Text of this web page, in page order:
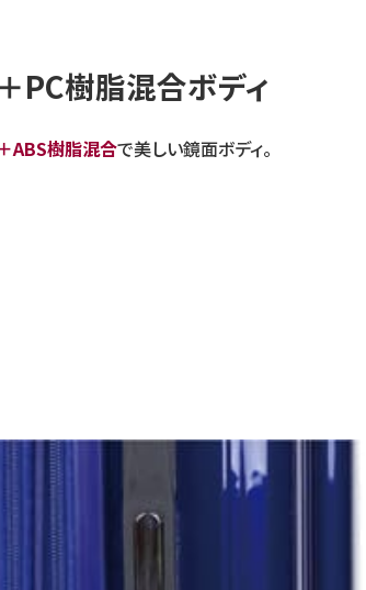
PC樹脂混合ボディ
ABS樹脂混合で美しい鏡面ボディ。